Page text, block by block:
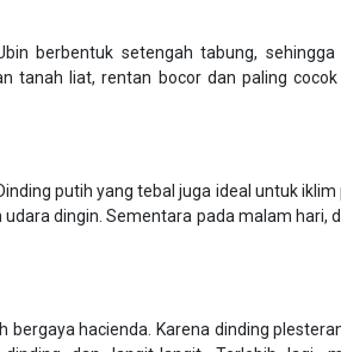
berbentuk setengah tabung, sehingga
tanah liat, rentan bocor dan paling
putih yang tebal juga ideal untuk iklim
dingin. Sementara pada malam hari,
bergaya hacienda. Karena dinding